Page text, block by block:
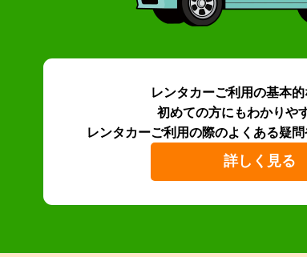
レンタカーご利用の基本
初めての方にもわかりや
レンタカーご利用の際のよくある疑問
詳しく見る